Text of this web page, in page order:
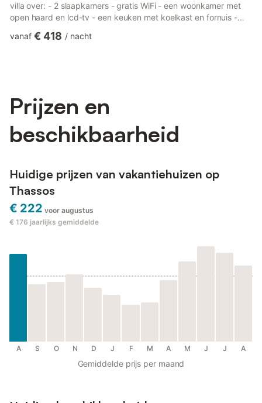
villa over: - 2 slaapkamers - gratis WiFi - een woonkamer met
open haard en lcd-tv - een keuken met koelkast en fornuis -
meterHoud er rekening mee dat de 2e slaapkamer zich op de
vanaf € 418 / nacht
Prijzen en
beschikbaarheid
Huidige prijzen van vakantiehuizen op
Thassos
€ 222 voor augustus
€ 176 jaarlijks gemiddelde
A S O N D J F M A M J J A
Gemiddelde prijs per maand